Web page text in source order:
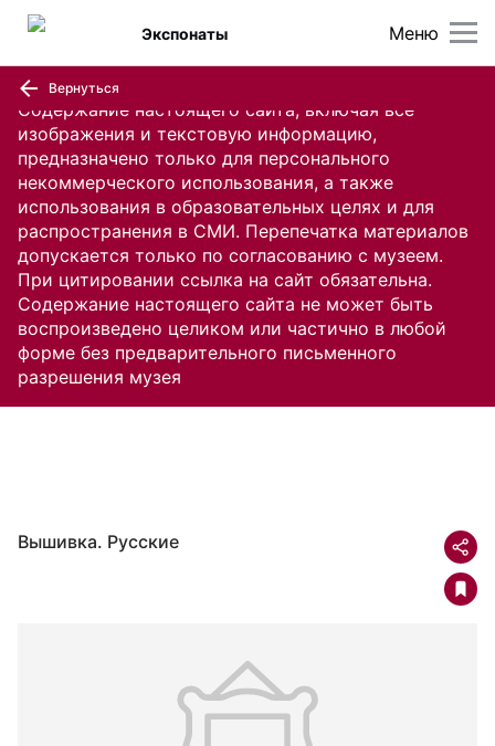
Содержание настоящего сайта, включая все
изображения и текстовую информацию,
предназначено только для персонального
некоммерческого использования, а также
использования в образовательных целях и для
распространения в СМИ. Перепечатка материалов
допускается только по согласованию с музеем.
При цитировании ссылка на сайт обязательна.
Содержание настоящего сайта не может быть
воспроизведено целиком или частично в любой
форме без предварительного письменного
разрешения музея
Меню
Экспонаты
Вернуться
Вышивка. Русские